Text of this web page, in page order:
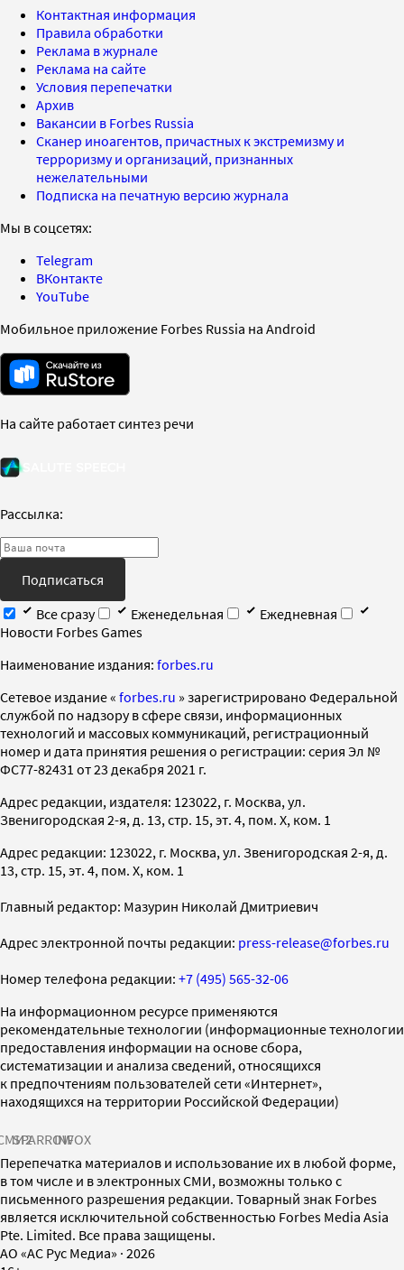
Контактная информация
Правила обработки
Реклама в журнале
Реклама на сайте
Условия перепечатки
Архив
Вакансии в Forbes Russia
Сканер иноагентов, причастных к экстремизму и
терроризму и организаций, признанных
нежелательными
Подписка на печатную версию журнала
Мы в соцсетях:
Telegram
ВКонтакте
YouTube
Мобильное приложение Forbes Russia на Android
На сайте работает синтез речи
Рассылка:
Подписаться
Все сразу
Еженедельная
Ежедневная
Новости Forbes Games
Наименование издания: forbes.ru
Cетевое издание « forbes.ru » зарегистрировано Федеральной
службой по надзору в сфере связи, информационных
технологий и массовых коммуникаций, регистрационный
номер и дата принятия решения о регистрации: серия Эл №
ФС77-82431 от 23 декабря 2021 г.
Адрес редакции, издателя: 123022, г. Москва, ул.
Звенигородская 2-я, д. 13, стр. 15, эт. 4, пом. X, ком. 1
Адрес редакции: 123022, г. Москва, ул. Звенигородская 2-я, д.
13, стр. 15, эт. 4, пом. X, ком. 1
Главный редактор: Мазурин Николай Дмитриевич
Адрес электронной почты редакции: press-release@forbes.ru
Номер телефона редакции: +7 (495) 565-32-06
На информационном ресурсе применяются
рекомендательные технологии (информационные технологии
предоставления информации на основе сбора,
систематизации и анализа сведений, относящихся
к предпочтениям пользователей сети «Интернет»,
находящихся на территории Российской Федерации)
SPARROWINFOX
Перепечатка материалов и использование их в любой форме,
в том числе и в электронных СМИ, возможны только с
письменного разрешения редакции. Товарный знак Forbes
является исключительной собственностью Forbes Media Asia
Pte. Limited. Все права защищены.
AO «АС Рус Медиа» · 2026